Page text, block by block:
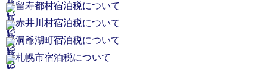
留寿都村宿泊税について
赤井川村宿泊税について
洞爺湖町宿泊税について
札幌市宿泊税について